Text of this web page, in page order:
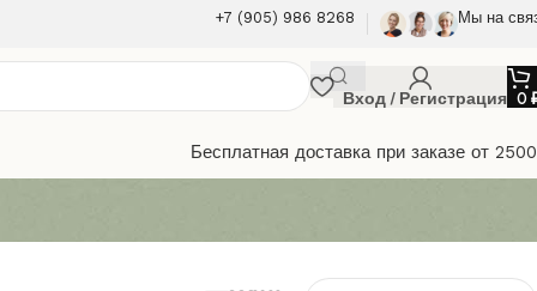
+7 (905) 986 8268 Мы на
Вход / Регистрация 0
Бесплатная доставка при заказе от